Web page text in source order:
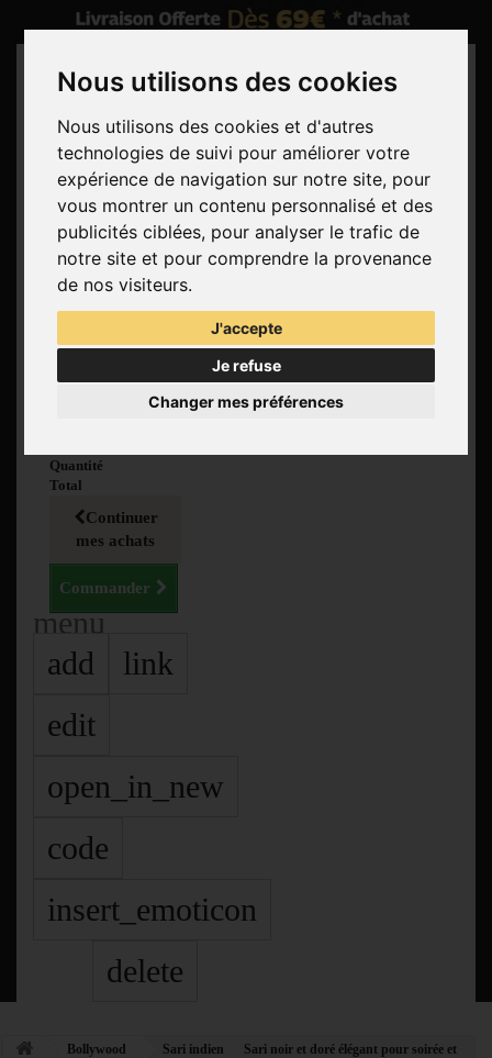
Nous utilisons des cookies
Nous utilisons des cookies et d'autres
technologies de suivi pour améliorer votre
expérience de navigation sur notre site, pour
vous montrer un contenu personnalisé et des
publicités ciblées, pour analyser le trafic de
notre site et pour comprendre la provenance
de nos visiteurs.
J'accepte
Je refuse
Changer mes préférences
Rechercher
Panier(vide)
Aucun produit
Livraison gratuite !
Livraison
Quantité
Total
Continuer
mes achats
Commander
menu
add
link
edit
open_in_new
code
insert_emoticon
delete
Bollywood Sari indien
Sari noir et doré élégant pour soirée et